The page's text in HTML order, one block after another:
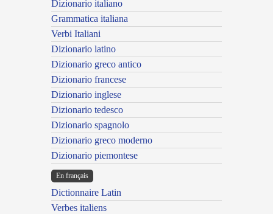
Dizionario italiano
Grammatica italiana
Verbi Italiani
Dizionario latino
Dizionario greco antico
Dizionario francese
Dizionario inglese
Dizionario tedesco
Dizionario spagnolo
Dizionario greco moderno
Dizionario piemontese
En français
Dictionnaire Latin
Verbes italiens